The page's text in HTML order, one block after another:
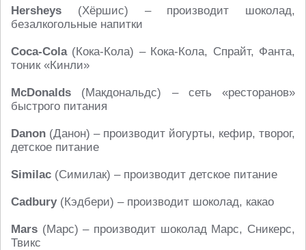
Hersheys (Хёршис) – производит шоколад,
безалкогольные напитки
Coca-Cola(Кока-Кола) – Кока-Кола, Спрайт, Фанта,
тоник «Кинли»
McDonalds (Макдональдс) – сеть «ресторанов»
быстрого питания
Danon (Данон) – производит йогурты, кефир, творог,
детское питание
Similac (Симилак) – производит детское питание
Cadbury(Кэдбери) – производит шоколад, какао
Mars (Марс) – производит шоколад Марс, Сникерс,
Твикс